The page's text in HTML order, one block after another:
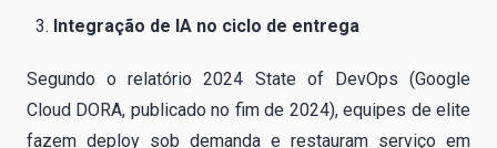
Integração de IA no ciclo de entrega
Segundo o relatório 2024 State of DevOps (Google
Cloud DORA, publicado no fim de 2024), equipes de elite
fazem deploy sob demanda e restauram serviço em